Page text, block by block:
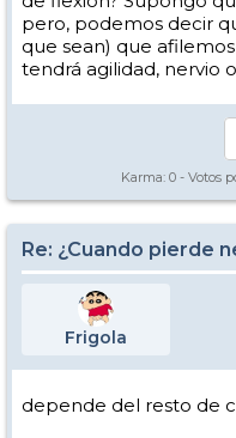
pero, podemos decir
que sean) que
tendrá agilidad, nervio
Karma: 0 - Votos
Re: ¿Cuando pierde
Frigola
depende del resto de